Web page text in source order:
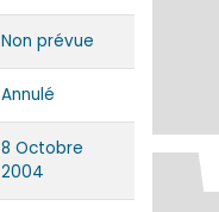
Non prévue
Annulé
8 Octobre
2004